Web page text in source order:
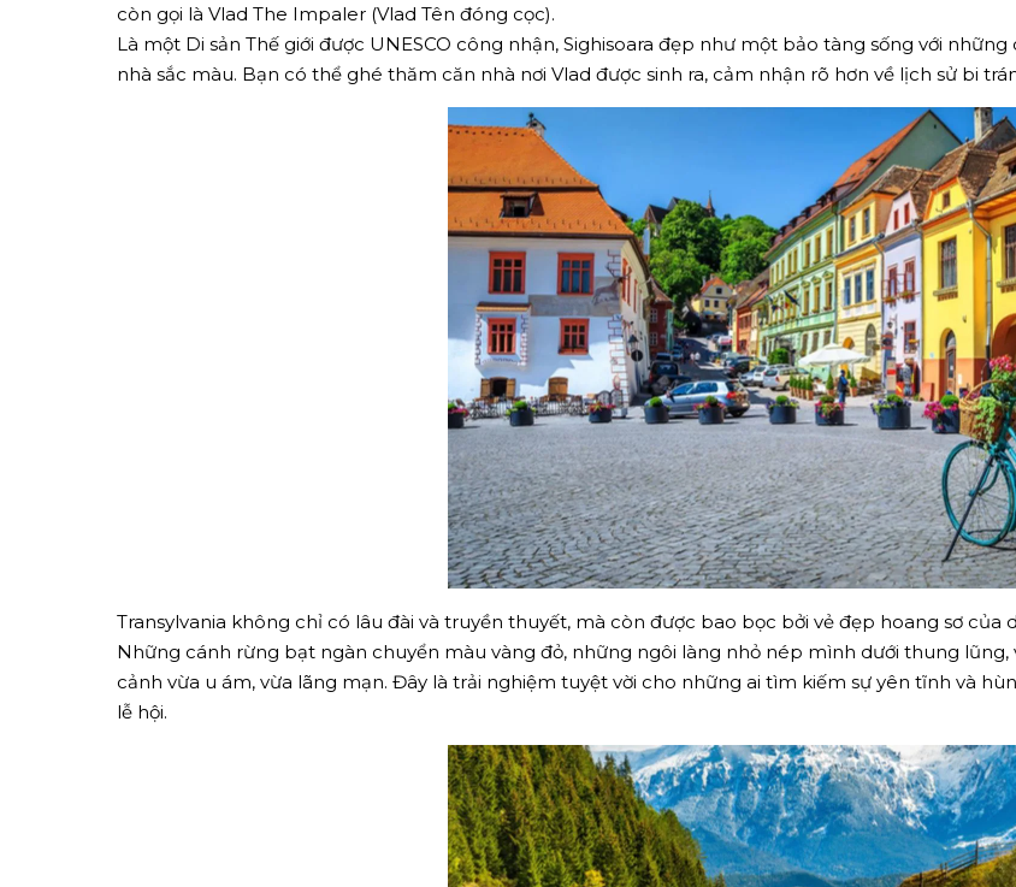
còn gọi là Vlad The Impaler (Vlad Tên đóng cọc).
Là một Di sản Thế giới được UNESCO công nhận, Sighisoara đẹp như một bảo tàng sống với
nhà sắc màu. Bạn có thể ghé thăm căn nhà nơi Vlad được sinh ra, cảm nhận rõ hơn về lịch sử bi
Transylvania không chỉ có lâu đài và truyền thuyết, mà còn được bao bọc bởi vẻ đẹp hoang sơ của
Những cánh rừng bạt ngàn chuyển màu vàng đỏ, những ngôi làng nhỏ nép mình dưới thung
cảnh vừa u ám, vừa lãng mạn. Đây là trải nghiệm tuyệt vời cho những ai tìm kiếm sự yên tĩnh và
lễ hội.